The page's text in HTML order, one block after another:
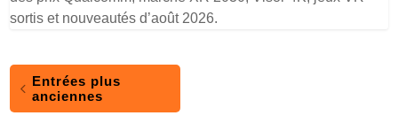
sortis et nouveautés d’août 2026.
Entrées plus
anciennes